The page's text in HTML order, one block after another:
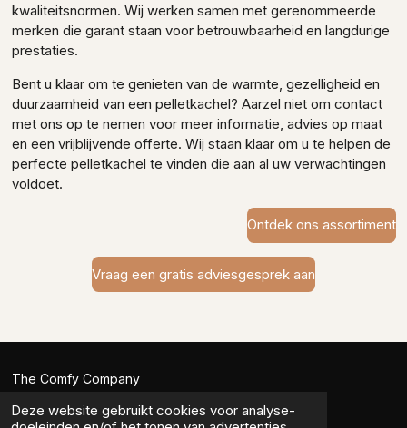
Deze website gebruikt cookies voor analyse-
kwaliteitsnormen. Wij werken samen met gerenommeerde
merken die garant staan voor betrouwbaarheid en langdurige
prestaties.
Bent u klaar om te genieten van de warmte, gezelligheid en
duurzaamheid van een pelletkachel? Aarzel niet om contact
met ons op te nemen voor meer informatie, advies op maat
en een vrijblijvende offerte. Wij staan klaar om u te helpen de
perfecte pelletkachel te vinden die aan al uw verwachtingen
voldoet.
Ontdek ons assortiment
Vraag een gratis adviesgesprek aan
The Comfy Company
BE0792.327.078